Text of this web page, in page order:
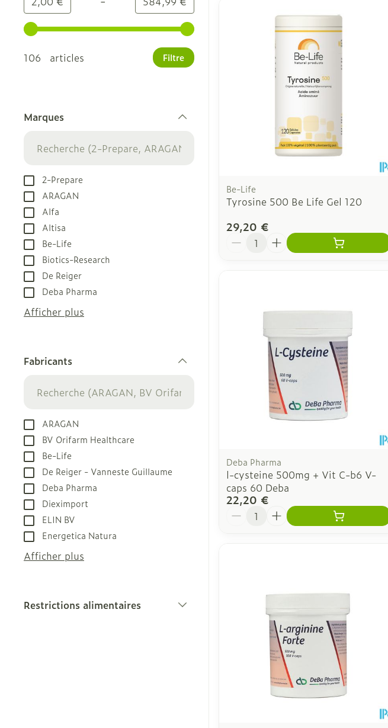
Utilisez les touches fléchées gauche et droite pour ajuster les valeurs
106 articles
Filtre
Marques
2-Prepare
ARAGAN
Alfa
Altisa
Be-Life
Biotics-Research
De Reiger
Deba Pharma
Afficher plus
Fabricants
ARAGAN
BV Orifarm Healthcare
Be-Life
De Reiger - Vanneste Guillaume
Deba Pharma
Dieximport
ELIN BV
Energetica Natura
Afficher plus
Restrictions alimentaires
Be-Life
Tyrosine 500 Be Life Gel 120
29,20 €
Quantité
Deba Pharma
l-cysteine 500mg + Vit C-b6 V-
caps 60 Deba
22,20 €
Quantité